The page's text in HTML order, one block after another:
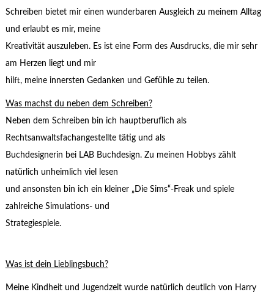
Schreiben bietet mir einen wunderbaren Ausgleich zu meinem Alltag
und erlaubt es mir, meine
Kreativität auszuleben. Es ist eine Form des Ausdrucks, die mir sehr
am Herzen liegt und mir
hilft, meine innersten Gedanken und Gefühle zu teilen.
Was machst du neben dem Schreiben?
Neben dem Schreiben bin ich hauptberuflich als
Rechtsanwaltsfachangestellte tätig und als
Buchdesignerin bei LAB Buchdesign. Zu meinen Hobbys zählt
natürlich unheimlich viel lesen
und ansonsten bin ich ein kleiner „Die Sims“-Freak und spiele
zahlreiche Simulations- und
Strategiespiele.
Was ist dein Lieblingsbuch?
Meine Kindheit und Jugendzeit wurde natürlich deutlich von Harry